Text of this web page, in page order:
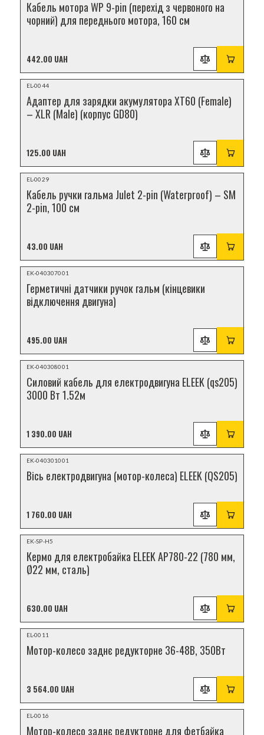
Кабель мотора WP 9-pin (перехід з червоного на
чорний) для переднього мотора, 160 см
442.00 UAH
НОВИНКА
EL-0044
Адаптер для зарядки акумулятора XT60 (Female)
– XLR (Male) (корпус GD80)
125.00 UAH
НОВИНКА
EL-0029
Кабель ручки гальма Julet 2-pin (Waterproof) – SM
2-pin, 100 см
43.00 UAH
НОВИНКА
EK-040307001
Герметичні датчики ручок гальм (кінцевики
відключення двигуна)
495.00 UAH
НОВИНКА
EK-040308001
Силовий кабель для електродвигуна ELEEK (qs205)
3000 Вт 1.52м
1 390.00 UAH
НОВИНКА
EK-040301001
Вісь електродвигуна (мотор-колеса) ELEEK (QS205)
1 760.00 UAH
НОВИНКА
EK-SP-H5
Кермо для електробайка ELEEK AP780-22 (780 мм,
Ø22 мм, сталь)
630.00 UAH
НОВИНКА
Відеоогляд
EL-0011
Мотор-колесо заднє редукторне 36-48В, 350Вт
3 564.00 UAH
НОВИНКА
Відеоогляд
EL-0016
Мотор-колесо заднє редукторне для фетбайка